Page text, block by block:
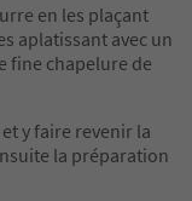
en les plaçant
aplatissant avec un
fine chapelure de
y faire revenir la
la préparation